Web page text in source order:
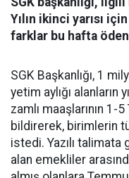
Yılın ikinci yarısı
farklar bu hafta
SGK Başkanlığı, 1
yetim aylığı alanların
zamlı maaşlarının
bildirerek, birimlerin
istedi. Yazılı talimata
alan emekliler